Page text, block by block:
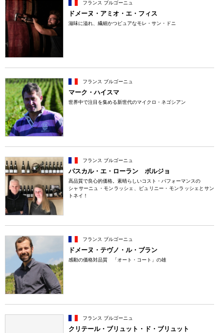
フランス ブルゴーニュ
ドメーヌ・アミオ・エ・フィス
滋味に溢れ、繊細かつピュアなモレ・サン・ドニ
フランス ブルゴーニュ
マーク・ハイスマ
世界中で注目を集める新世代のマイクロ・ネゴシアン
フランス ブルゴーニュ
パスカル・エ・ローラン ボルジョ
高品質で良心的価格。素晴らしいコスト・パフォーマンスの
シャサーニュ・モンラッシェ、ピュリニー・モンラッシェとサン
トネイ！
フランス ブルゴーニュ
ドメーヌ・テヴノ・ル・ブラン
感動の価格対品質 「オート・コート」の雄
フランス ブルゴーニュ
クリテール・ブリュット・ド・ブリュット